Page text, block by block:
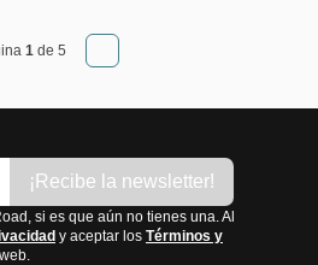
1 de 5
¡Recibe la newsletter!
si es que aún no tienes una. Al
y aceptar los Términos y